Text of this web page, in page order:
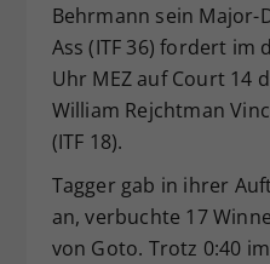
Behrmann sein Major-
Ass (ITF 36) fordert im
Uhr MEZ auf Court 14
William Rejchtman
(ITF 18).
Tagger gab in ihrer
an, verbuchte 17
von Goto. Trotz 0:40